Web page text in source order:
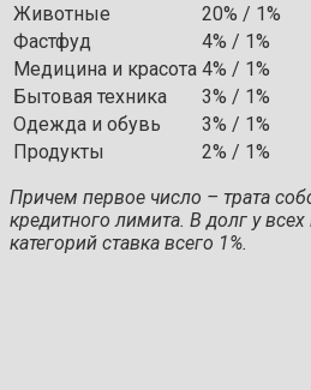
Животные
20% / 1%
Фастфуд
4% / 1%
Медицина и красота 4% / 1%
Бытовая техника
3% / 1%
Одежда и обувь
3% / 1%
Продукты
2% / 1%
Причем первое число – трата
кредитного лимита. В долг у
категорий ставка всего 1%.